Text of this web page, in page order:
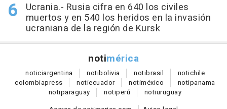
Ucrania.- Rusia cifra en 640 los civiles
muertos y en 540 los heridos en la invasión
ucraniana de la región de Kursk
notimérica
noticiargentina notibolivia notibrasil notichile
colombiapress notiecuador notiméxico notipanama
notiparaguay notiperú notiuruguay